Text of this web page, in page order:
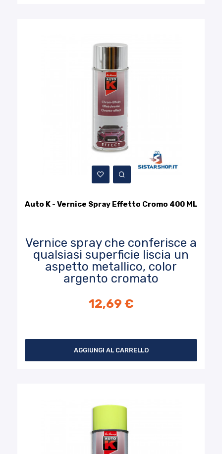
Auto K - Vernice Spray Effetto Cromo 400 ML
Vernice spray che conferisce a
qualsiasi superficie liscia un
aspetto metallico, color
argento cromato
12,69 €
AGGIUNGI AL CARRELLO